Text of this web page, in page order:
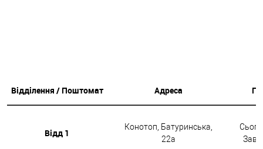
Відділення / Поштомат Адреса
Відд 1
Конотоп, Батуринська,
22а